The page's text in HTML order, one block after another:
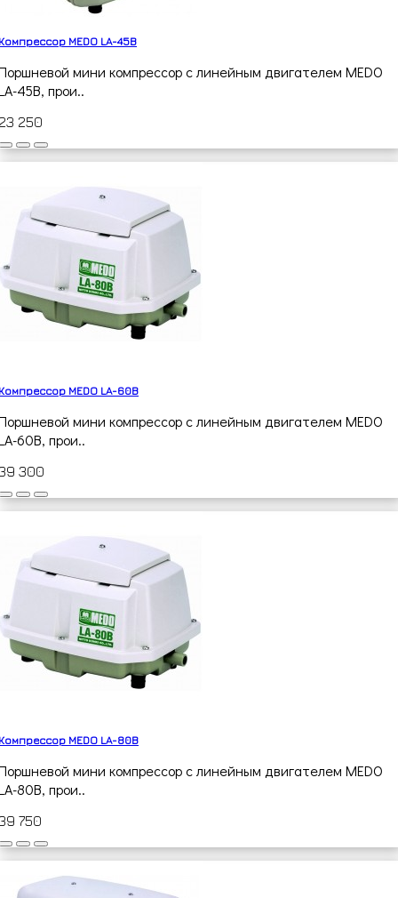
MEDO LA-45B
мини компрессор с линейным двигателем MEDO
45B, прои..
250
MEDO LA-60B
мини компрессор с линейным двигателем MEDO
60B, прои..
300
MEDO LA-80B
мини компрессор с линейным двигателем MEDO
80B, прои..
750